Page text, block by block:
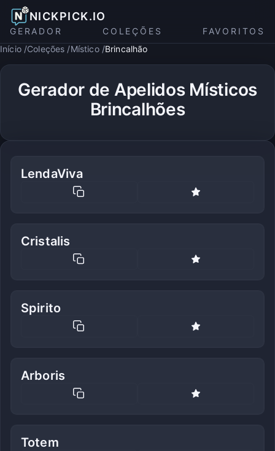
NICKPICK.IO
GERADOR COLEÇÕES
FAVORITOS
Início Coleções Místico Brincalhão
Gerador de Apelidos Místicos
Brincalhões
LendaViva
Cristalis
Spirito
Arboris
Totem